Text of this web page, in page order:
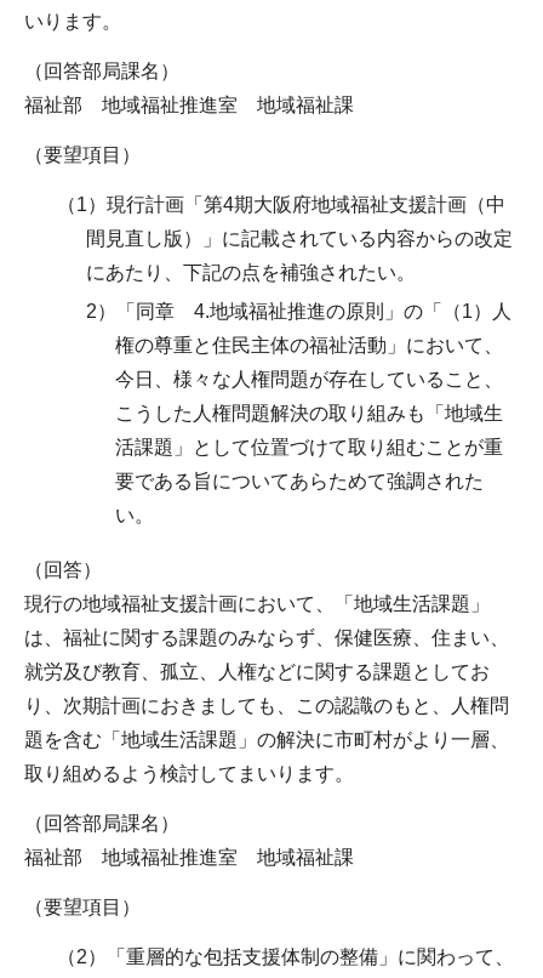
いります。
（回答部局課名）
福祉部 地域福祉推進室 地域福祉課
（要望項目）
（1）現行計画「第4期大阪府地域福祉支援計画（中
間見直し版）」に記載されている内容からの改定
にあたり、下記の点を補強されたい。
2）「同章 4.地域福祉推進の原則」の「（1）人
権の尊重と住民主体の福祉活動」において、
今日、様々な人権問題が存在していること、
こうした人権問題解決の取り組みも「地域生
活課題」として位置づけて取り組むことが重
要である旨についてあらためて強調された
い。
（回答）
現行の地域福祉支援計画において、「地域生活課題」
は、福祉に関する課題のみならず、保健医療、住まい、
就労及び教育、孤立、人権などに関する課題としてお
り、次期計画におきましても、この認識のもと、人権問
題を含む「地域生活課題」の解決に市町村がより一層、
取り組めるよう検討してまいります。
（回答部局課名）
福祉部 地域福祉推進室 地域福祉課
（要望項目）
（2）「重層的な包括支援体制の整備」に関わって、